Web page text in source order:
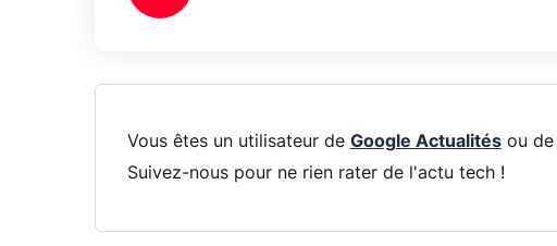
Vous êtes un utilisateur de Google Actualitésou de
Suivez-nous pour ne rien rater de l'actu tech !